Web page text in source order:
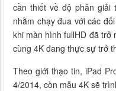
cần thiết về độ phân giải
nhằm chạy đua với các
khi màn hình fullHD đã trở
cùng 4K đang thực sự trở
Theo giới thạo tin, iPad
4/2014, còn mẫu 4K sẽ